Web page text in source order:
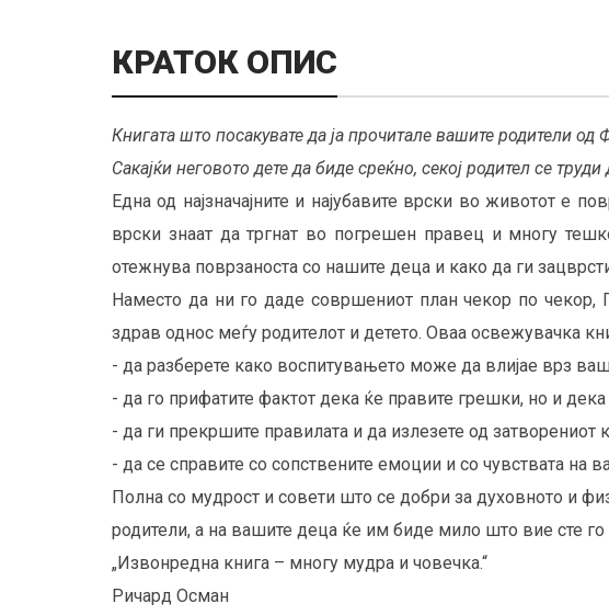
КРАТОК ОПИС
Книгата што посакувате да ја прочитале вашите родители од
Сакајќи неговото дете да биде среќно, секој родител се
Една од најзначајните и најубавите врски во животот е
врски знаат да тргнат во погрешен правец и многу
отежнува поврзаноста со нашите деца и како да ги
Наместо да ни го даде совршениот план чекор по
здрав однос меѓу родителот и детето. Оваа освежувачка
- да разберете како воспитувањето може да влијае врз
- да го прифатите фактот дека ќе правите грешки, но и
- да ги прекршите правилата и да излезете од затворениот
- да се справите со сопствените емоции и со чувствата на
Полна со мудрост и совети што се добри за духовното и
родители, а на вашите деца ќе им биде мило што вие сте го
„Извонредна книга – многу мудра и човечка.“
Ричард Осман